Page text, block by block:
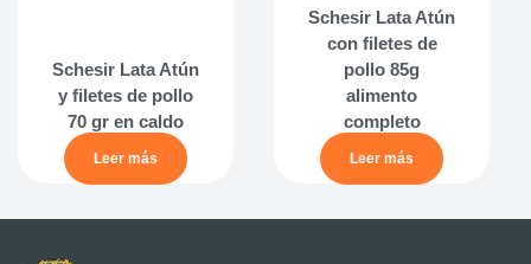
Schesir Lata Atún
y filetes de pollo
70 gr en caldo
Leer más
Schesir Lata Atún
con filetes de
pollo 85g
alimento
completo
Leer más